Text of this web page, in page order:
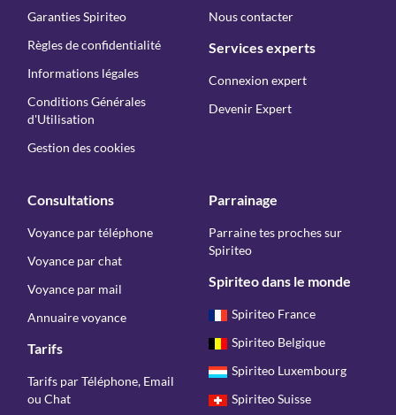
Garanties Spiriteo
Règles de confidentialité
Informations légales
Conditions Générales
d'Utilisation
Gestion des cookies
Nous contacter
Services experts
Connexion expert
Devenir Expert
Consultations
Voyance par téléphone
Voyance par chat
Voyance par mail
Annuaire voyance
Tarifs
Tarifs par Téléphone, Email
ou Chat
Parrainage
Parraine tes proches sur
Spiriteo
Spiriteo dans le monde
Spiriteo France
Spiriteo Belgique
Spiriteo Luxembourg
Spiriteo Suisse